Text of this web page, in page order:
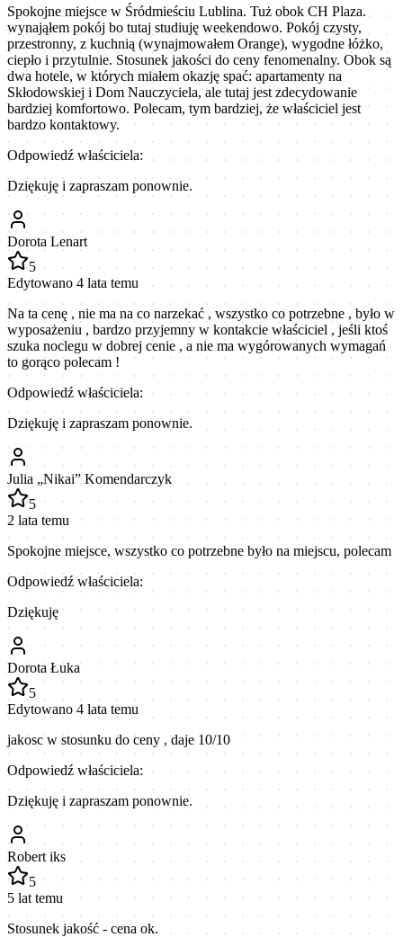
Spokojne miejsce w Śródmieściu Lublina. Tuż obok CH Plaza.
wynająłem pokój bo tutaj studiuję weekendowo. Pokój czysty,
przestronny, z kuchnią (wynajmowałem Orange), wygodne łóżko,
ciepło i przytulnie. Stosunek jakości do ceny fenomenalny. Obok są
dwa hotele, w których miałem okazję spać: apartamenty na
Skłodowskiej i Dom Nauczyciela, ale tutaj jest zdecydowanie
bardziej komfortowo. Polecam, tym bardziej, że właściciel jest
bardzo kontaktowy.
Odpowiedź właściciela:
Dziękuję i zapraszam ponownie.
Dorota Lenart
5
Edytowano 4 lata temu
Na ta cenę , nie ma na co narzekać , wszystko co potrzebne , było w
wyposażeniu , bardzo przyjemny w kontakcie właściciel , jeśli ktoś
szuka noclegu w dobrej cenie , a nie ma wygórowanych wymagań
to gorąco polecam !
Odpowiedź właściciela:
Dziękuję i zapraszam ponownie.
Julia „Nikai” Komendarczyk
5
2 lata temu
Spokojne miejsce, wszystko co potrzebne było na miejscu, polecam
Odpowiedź właściciela:
Dziękuję
Dorota Łuka
5
Edytowano 4 lata temu
jakosc w stosunku do ceny , daje 10/10
Odpowiedź właściciela:
Dziękuję i zapraszam ponownie.
Robert iks
5
5 lat temu
Stosunek jakość - cena ok.